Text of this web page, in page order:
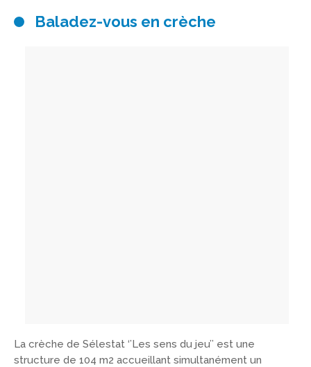
Baladez-vous en crèche
La crèche de Sélestat ‘’Les sens du jeu’’ est une
structure de 104 m2 accueillant simultanément un